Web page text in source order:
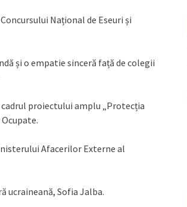
Național de Eseuri și
și o empatie sinceră față de colegii
cadrul proiectului amplu „Protecția
Afacerilor Externe al
ucraineană, Sofia Jalba.